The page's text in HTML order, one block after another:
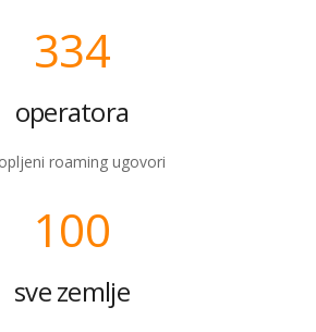
334
operatora
roaming ugovori
100
sve zemlje